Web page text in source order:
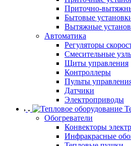
Приточно-
Бытовые
Вытяжные
Автоматика
Регуляторы
Смесительные
Щиты управления
Контроллеры
Пульты
Датчики
Электроприводы
Обогреватели
Конвекторы
Инфракрасные